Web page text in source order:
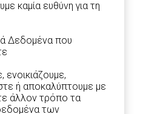
καμία ευθύνη για τη
Δεδομένα που
ή αποκαλύπτουμε με
άλλον τρόπο τα
των